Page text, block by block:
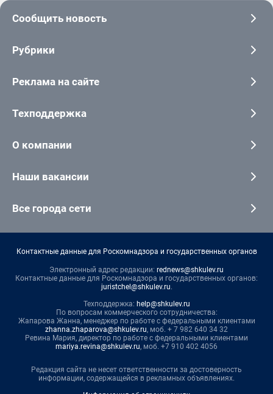
Сообщить новость
Рубрики
Реклама на сайте
Техподдержка
О компании
Наши вакансии
Все города сети
Контактные данные для Роскомнадзора и государственных органов
Электронный адрес редакции: rednews@shkulev.ru
Контактные данные для Роскомнадзора и государственных органов:
juristchel@shkulev.ru.
Техподдержка: help@shkulev.ru
По вопросам коммерческого сотрудничества:
Жапарова Жанна, менеджер по работе с федеральными клиентами
zhanna.zhaparova@shkulev.ru, моб. + 7 982 640 34 32
Ревина Мария, директор по работе с федеральными клиентами
mariya.revina@shkulev.ru, моб. +7 910 402 4056
Редакция сайта не несет ответственности за достоверность
информации, содержащейся в рекламных объявлениях.